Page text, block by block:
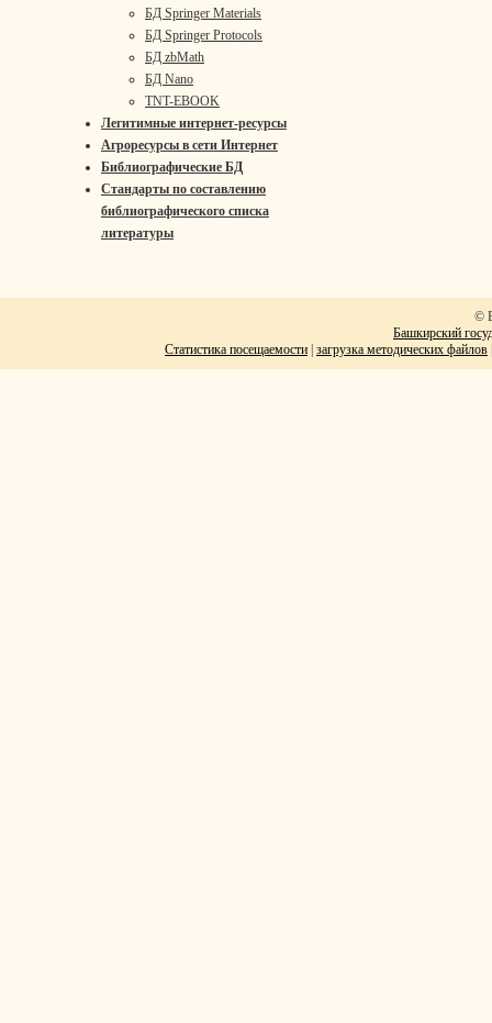
БД Springer Materials
БД Springer Protocols
БД zbMath
БД Nano
TNT-EBOOK
Легитимные интернет-ресурсы
Агроресурсы в сети Интернет
Библиографические БД
Стандарты по составлению
библиографического списка
литературы
©
Башкирский
Статистика посещаемости загрузка методических файлов